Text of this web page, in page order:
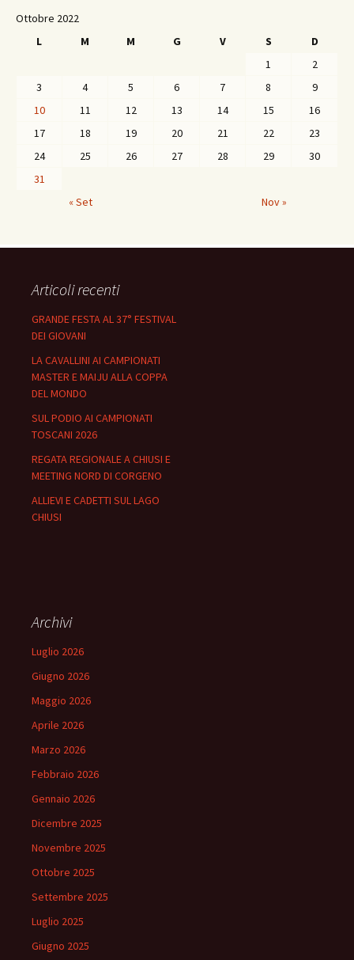
Ottobre 2022
L
M M G V S
D
1
2
3
4 5 6 7 8
9
10
11 12 13 14 15
16
17
18 19 20 21 22
23
24
25 26 27 28 29
30
31
« Set
Nov »
Articoli recenti
GRANDE FESTA AL 37° FESTIVAL
DEI GIOVANI
LA CAVALLINI AI CAMPIONATI
MASTER E MAIJU ALLA COPPA
DEL MONDO
SUL PODIO AI CAMPIONATI
TOSCANI 2026
REGATA REGIONALE A CHIUSI E
MEETING NORD DI CORGENO
ALLIEVI E CADETTI SUL LAGO
CHIUSI
Archivi
Luglio 2026
Giugno 2026
Maggio 2026
Aprile 2026
Marzo 2026
Febbraio 2026
Gennaio 2026
Dicembre 2025
Novembre 2025
Ottobre 2025
Settembre 2025
Luglio 2025
Giugno 2025